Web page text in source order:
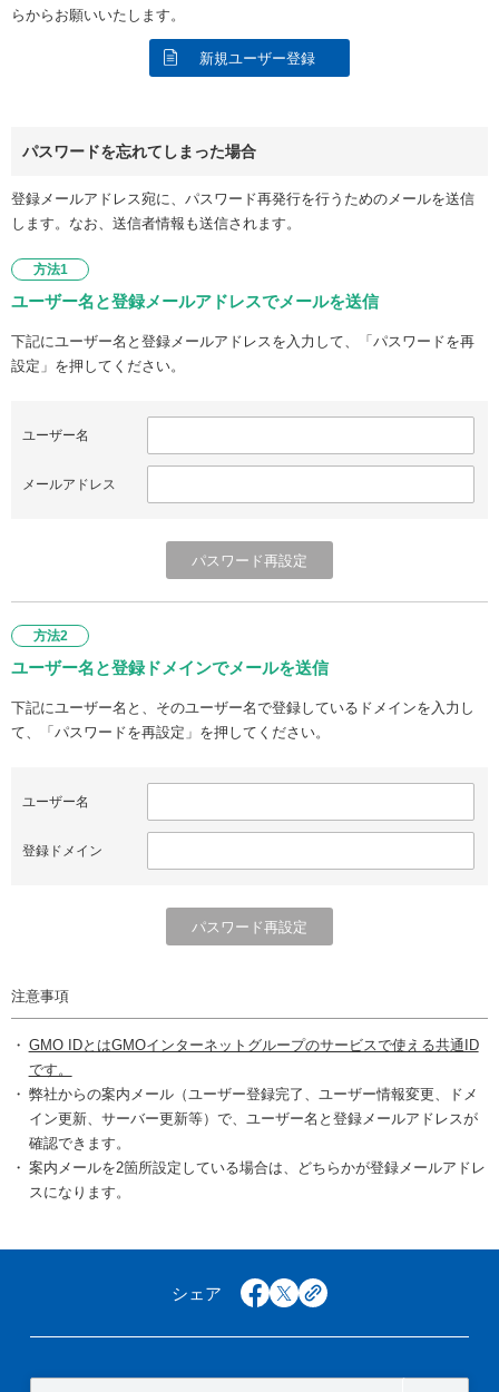
らからお願いいたします。
新規ユーザー登録
パスワードを忘れてしまった場合
登録メールアドレス宛に、パスワード再発行を行うためのメールを送信
します。なお、送信者情報も送信されます。
方法1
ユーザー名と登録メールアドレスでメールを送信
下記にユーザー名と登録メールアドレスを入力して、「パスワードを再
設定」を押してください。
ユーザー名
メールアドレス
方法2
ユーザー名と登録ドメインでメールを送信
下記にユーザー名と、そのユーザー名で登録しているドメインを入力し
て、「パスワードを再設定」を押してください。
ユーザー名
登録ドメイン
注意事項
GMO IDとはGMOインターネットグループのサービスで使える共通ID
です。
弊社からの案内メール（ユーザー登録完了、ユーザー情報変更、ドメ
イン更新、サーバー更新等）で、ユーザー名と登録メールアドレスが
確認できます。
案内メールを2箇所設定している場合は、どちらかが登録メールアドレ
スになります。
シェア facebook
x copy